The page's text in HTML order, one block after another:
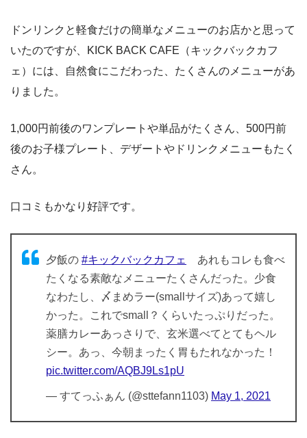
ドンリンクと軽食だけの簡単なメニューのお店かと思って
いたのですが、KICK BACK CAFE（キックバックカフ
ェ）には、自然食にこだわった、たくさんのメニューがあ
りました。
1,000円前後のワンプレートや単品がたくさん、500円前
後のお子様プレート、デザートやドリンクメニューもたく
さん。
口コミもかなり好評です。
夕飯の #キックバックカフェ
あれもコレも食べ
たくなる素敵なメニューたくさんだった。少食
なわたし、〆まめラー(smallサイズ)あって嬉し
かった。これでsmall？くらいたっぷりだった。
薬膳カレーあっさりで、玄米選べてとてもヘル
シー。あっ、今朝まったく胃もたれなかった！
pic.twitter.com/AQBJ9Ls1pU
— すてっふぁん (@sttefann1103) May 1, 2021